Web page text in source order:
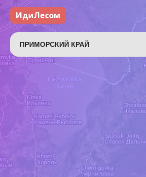
ИдиЛесом
ПРИМОРСКИЙ КРАЙ